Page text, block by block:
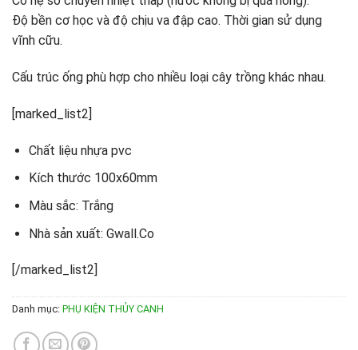
Độ bền cơ học và độ chịu va đập cao. Thời gian sử dụng
vĩnh cữu.
Cấu trúc ống phù hợp cho nhiều loại cây trồng khác nhau.
[marked_list2]
Chất liệu nhựa pvc
Kích thước 100x60mm
Màu sắc: Trắng
Nhà sản xuất: Gwall.Co
[/marked_list2]
Danh mục: PHỤ KIỆN THỦY CANH